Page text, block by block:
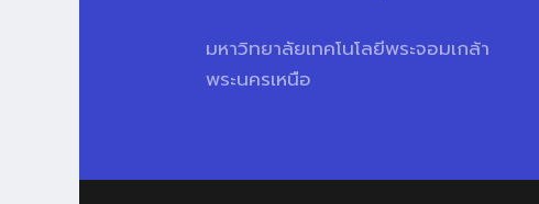
มหาวิทยาลัยเทคโนโลยีพระจอมเกล้า
พระนครเหนือ